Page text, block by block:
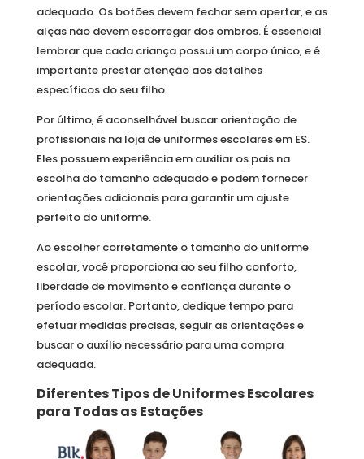
adequado. Os botões devem fechar sem apertar, e as
alças não devem escorregar dos ombros. É essencial
lembrar que cada criança possui um corpo único, e é
importante prestar atenção aos detalhes
específicos do seu filho.
Por último, é aconselhável buscar orientação de
profissionais na loja de uniformes escolares em ES.
Eles possuem experiência em auxiliar os pais na
escolha do tamanho adequado e podem fornecer
orientações adicionais para garantir um ajuste
perfeito do uniforme.
Ao escolher corretamente o tamanho do uniforme
escolar, você proporciona ao seu filho conforto,
liberdade de movimento e confiança durante o
período escolar. Portanto, dedique tempo para
efetuar medidas precisas, seguir as orientações e
buscar o auxílio necessário para uma compra
adequada.
Diferentes Tipos de Uniformes Escolares
para Todas as Estações